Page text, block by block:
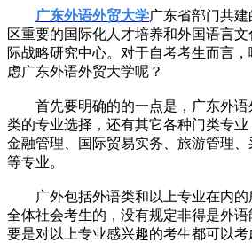
广东外语外贸大学广东省部门共
区重要的国际化人才培养和外国语言
际战略研究中心。对于自考考生而言
虑广东外语外贸大学呢？
首先要明确的的一点是，广东外语
类的专业选择，还有其它各种门类专业
金融管理、国际贸易实务、旅游管理
等专业。
广外包括外语类和以上专业在内的
全体社会考生的，没有规定非得是外
要是对以上专业感兴趣的考生都可以